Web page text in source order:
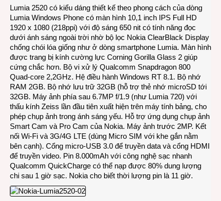
Lumia 2520 có kiểu dáng thiết kế theo phong cách của dòng
Lumia Windows Phone có màn hình 10,1 inch IPS Full HD
1920 x 1080 (218ppi) với độ sáng 650 nit có tính năng đọc
dưới ánh sáng ngoài trời nhờ bộ lọc Nokia ClearBlack Display
chống chói lóa giống như ở dòng smartphone Lumia. Màn hình
được trang bị kính cường lực Corning Gorilla Glass 2 giúp
cứng chắc hơn. Bộ vi xử lý Qualcomm Snapdragon 800
Quad-core 2,2GHz. Hệ điều hành Windows RT 8.1. Bộ nhớ
RAM 2GB. Bộ nhớ lưu trữ 32GB (hỗ trợ thẻ nhớ microSD tới
32GB. Máy ảnh phía sau 6.7MP f/1.9 (như Lumia 720) với
thấu kính Zeiss lần đầu tiên xuất hiện trên máy tính bảng, cho
phép chụp ảnh trong ánh sáng yếu. Hỗ trợ ứng dụng chụp ảnh
Smart Cam và Pro Cam của Nokia. Máy ảnh trước 2MP. Kết
nối Wi-Fi và 3G/4G LTE (dùng Micro SIM với khe gắn nằm
bên cạnh). Cổng micro-USB 3.0 để truyền data và cổng HDMI
để truyền video. Pin 8.000mAh với công nghệ sạc nhanh
Qualcomm QuickCharge có thể nạp được 80% dung lượng
chi sau 1 giờ sạc. Nokia cho biết thời lượng pin là 11 giờ.